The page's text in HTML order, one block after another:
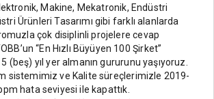
Makine, Mekatronik, Endüstri
Ürünleri Tasarımı gibi farklı alanlarda
çok disiplinli projelere cevap
“En Hızlı Büyüyen 100 Şirket”
(beş) yıl yer almanın gururunu yaşıyoruz.
sistemimiz ve Kalite süreçlerimizle 2019-
hata seviyesi ile kapattık.